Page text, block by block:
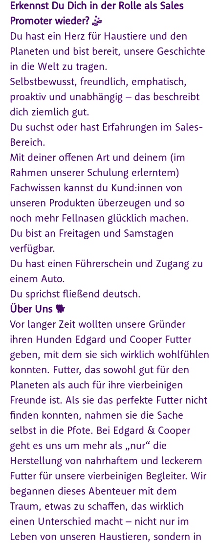
Erkennst Du Dich in der Rolle als Sales
Promoter wieder? 🤹
Du hast ein Herz für Haustiere und den
Planeten und bist bereit, unsere Geschichte
in die Welt zu tragen.
Selbstbewusst, freundlich, emphatisch,
proaktiv und unabhängig – das beschreibt
dich ziemlich gut.
Du suchst oder hast Erfahrungen im Sales-
Bereich.
Mit deiner offenen Art und deinem (im
Rahmen unserer Schulung erlerntem)
Fachwissen kannst du Kund:innen von
unseren Produkten überzeugen und so
noch mehr Fellnasen glücklich machen.
Du bist an Freitagen und Samstagen
verfügbar.
Du hast einen Führerschein und Zugang zu
einem Auto.
Du sprichst fließend deutsch.
Über Uns 🐕
Vor langer Zeit wollten unsere Gründer
ihren Hunden Edgard und Cooper Futter
geben, mit dem sie sich wirklich wohlfühlen
konnten. Futter, das sowohl gut für den
Planeten als auch für ihre vierbeinigen
Freunde ist. Als sie das perfekte Futter nicht
finden konnten, nahmen sie die Sache
selbst in die Pfote. Bei Edgard & Cooper
geht es uns um mehr als „nur“ die
Herstellung von nahrhaftem und leckerem
Futter für unsere vierbeinigen Begleiter. Wir
begannen dieses Abenteuer mit dem
Traum, etwas zu schaffen, das wirklich
einen Unterschied macht – nicht nur im
Leben von unseren Haustieren, sondern in